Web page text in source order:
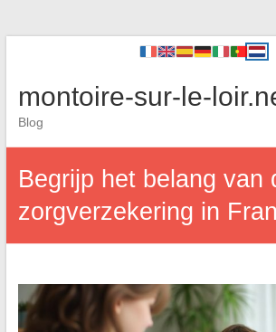
montoire-sur-le-
Blog
Begrijp het belang van
zorgverzekering in